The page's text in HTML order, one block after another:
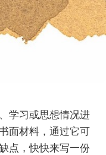
学习或思想情况进
面材料，通过它可
点，快快来写一份